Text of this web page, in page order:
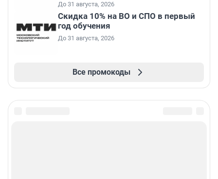
До 31 августа, 2026
Скидка 10% на ВО и СПО в первый
год обучения
До 31 августа, 2026
Все промокоды